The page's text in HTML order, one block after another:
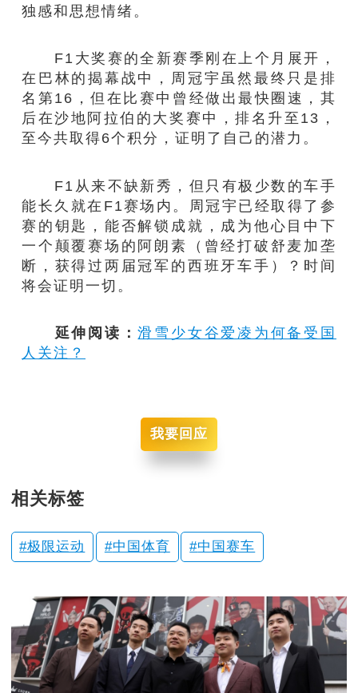
独感和思想情绪。
F1大奖赛的全新赛季刚在上个月展开，
在巴林的揭幕战中，周冠宇虽然最终只是排
名第16，但在比赛中曾经做出最快圈速，其
后在沙地阿拉伯的大奖赛中，排名升至13，
至今共取得6个积分，证明了自己的潜力。
F1从来不缺新秀，但只有极少数的车手
能长久就在F1赛场内。周冠宇已经取得了参
赛的钥匙，能否解锁成就，成为他心目中下
一个颠覆赛场的阿朗素（曾经打破舒麦加垄
断，获得过两届冠军的西班牙车手）？时间
将会证明一切。
延伸阅读：滑雪少女谷爱凌为何备受国
人关注？
我要回应
相关标签
极限运动 中国体育 中国赛车